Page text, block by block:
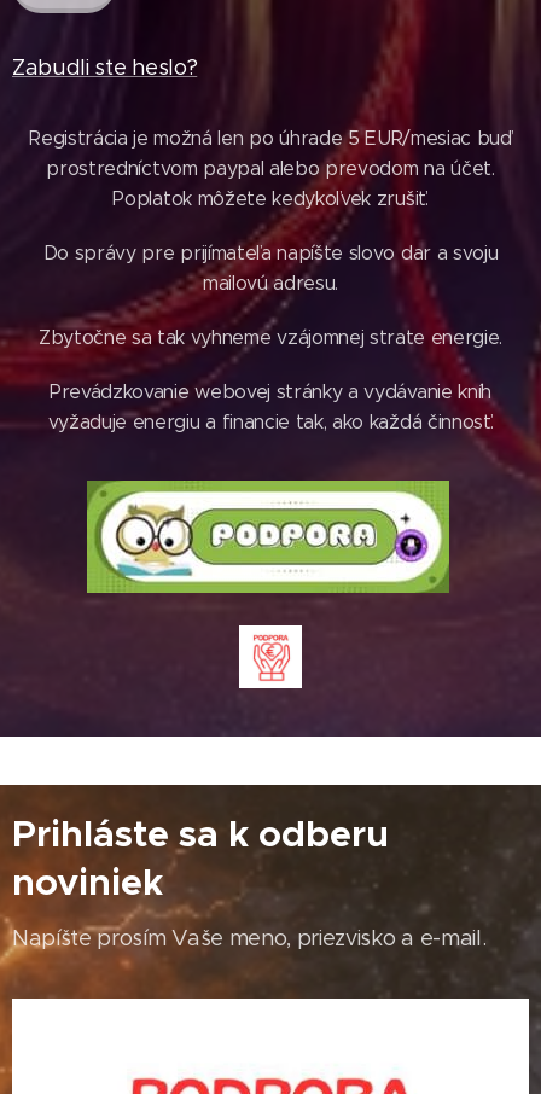
Zabudli ste heslo?
Registrácia je možná len po úhrade 5 EUR/mesiac buď
prostredníctvom paypal alebo prevodom na účet.
Poplatok môžete kedykoľvek zrušiť.
Do správy pre prijímateľa napíšte slovo dar a svoju
mailovú adresu.
Zbytočne sa tak vyhneme vzájomnej strate energie.
Prevádzkovanie webovej stránky a vydávanie kníh
vyžaduje energiu a financie tak, ako každá činnosť.
Prihláste sa k odberu
noviniek
Napíšte prosím Vaše meno, priezvisko a e-mail.